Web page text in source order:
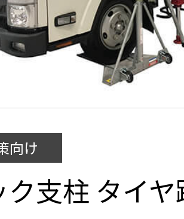
向け
ク支柱 タイ